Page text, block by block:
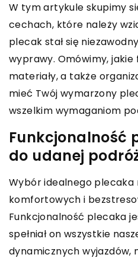
W tym artykule skupimy
cechach, które należy
plecak stał się
wyprawy. Omówimy, jakie
materiały, a także
mieć Twój wymarzony
wszelkim wymaganiom
Funkcjonalność
do udanej
Wybór idealnego
komfortowych i
Funkcjonalność plecaka
spełniał on wszystkie
dynamicznych wyjazdów,